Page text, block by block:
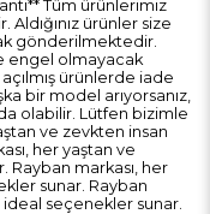
Tüm ürünlerimiz
Aldığınız ürünler size
gönderilmektedir.
engel olmayacak
ürünlerde iade
bir model arıyorsanız,
olabilir. Lütfen bizimle
ve zevkten insan
her yaştan ve
Rayban markası, her
sunar. Rayban
ideal seçenekler sunar.